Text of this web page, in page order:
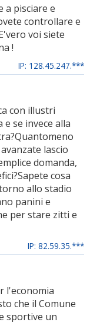
a pisciare e
controllare e
voi siete
!
IP: 128.45.247.***
con illustri
se invece alla
lascio
domanda,
cosa
allo stadio
panini e
per stare zitti e
IP: 82.59.35.***
l'economia
che il Comune
sportive un